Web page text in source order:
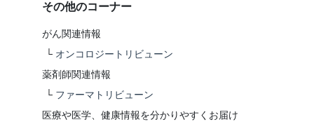
その他のコーナー
がん関連情報
└ オンコロジートリビューン
薬剤師関連情報
└ ファーマトリビューン
医療や医学、健康情報を分かりやすくお届け